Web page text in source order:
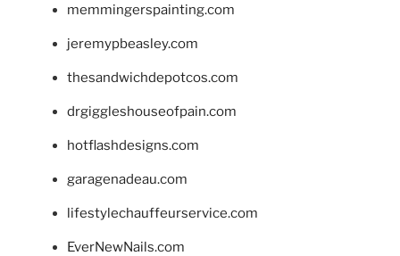
memmingerspainting.com
jeremypbeasley.com
thesandwichdepotcos.com
drgiggleshouseofpain.com
hotflashdesigns.com
garagenadeau.com
lifestylechauffeurservice.com
EverNewNails.com